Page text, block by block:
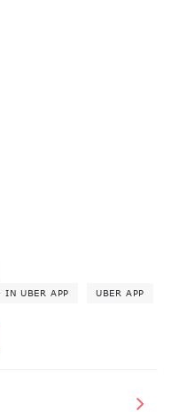
IN UBER APP UBER APP